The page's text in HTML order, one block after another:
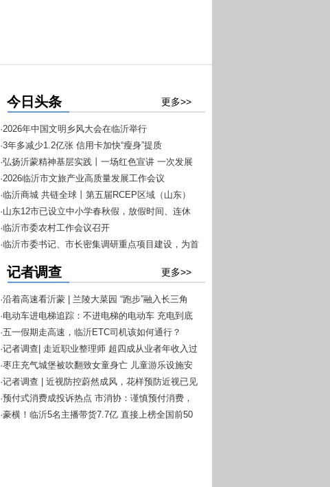
今日头条 更多>>
·2026年中国文明乡风大会在临沂举行
·3年多减少1.2亿张 信用卡加快“瘦身”提质
·弘扬沂蒙精神基层实践丨一场红色宣讲 一次发展
邀约
·2026临沂市文旅产业高质量发展工作会议
暨“1+7”文旅融合工作推进会议召开
·临沂商城 共链全球丨第五届RCEP区域（山东）
进口商品博览会4月20日至22日在临沂举办
·山东12市已设立中小学春秋假，放假时间、连休
安排一目了然
·临沂市委农村工作会议召开
·临沂市委书记、市长密集调研重点项目建设，为首
记者调查 更多>>
·沿着高速看沂蒙 | 兰陵大菜园 “跑步”融入长三角
·电动车进电梯追踪：不进电梯的电动车 充电到底
该怎么办？
·五一假期走高速，临沂ETC司机该如何通行？
·记者调查| 走近职业整理师 超四成从业者年收入过
10万
·枣庄充气城堡被吹翻致女童身亡 儿童游乐设施安
全警钟再次被敲响！
·记者调查 | 近视防控蔚然成风，花样预防近视已见
成效
·预付式消费成投诉热点 市消协：谨慎预付消费，
增强风险意识
·豪横！临沂5名主播带货7.7亿 直接上榜全国前50